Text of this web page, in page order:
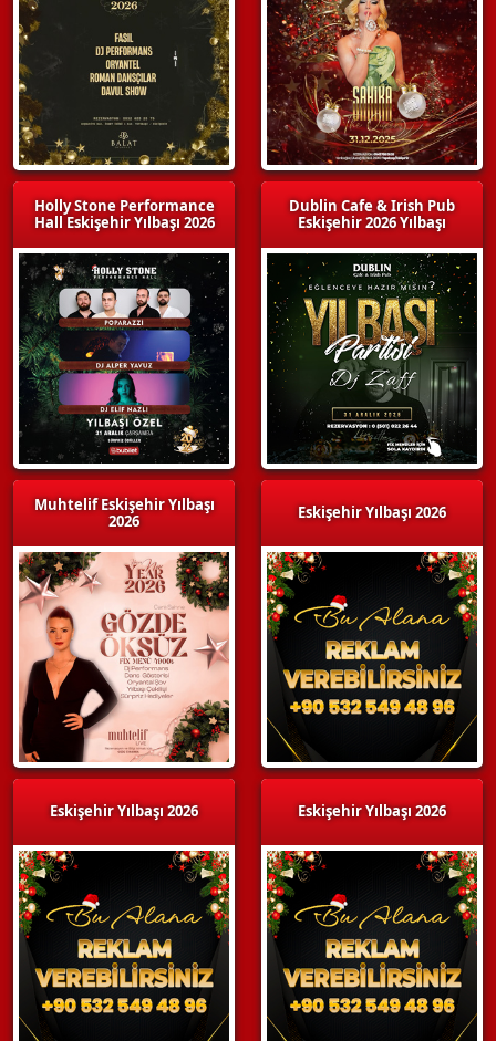
Holly Stone Performance
Hall Eskişehir Yılbaşı 2026
Muhtelif Eskişehir Yılbaşı
2026
Eskişehir Yılbaşı 2026
Dublin Cafe & Irish Pub
Eskişehir 2026 Yılbaşı
Eskişehir Yılbaşı 2026
Eskişehir Yılbaşı 2026